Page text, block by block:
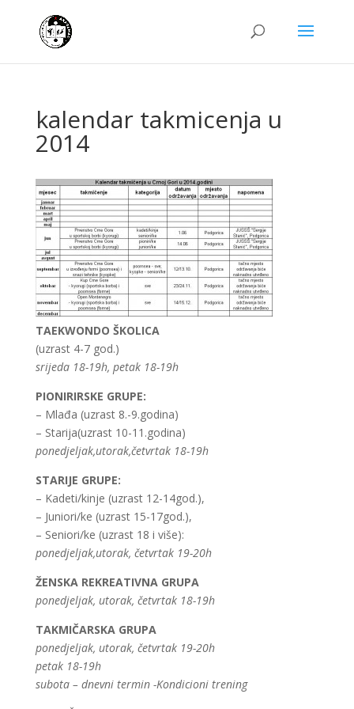
kalendar takmicenja u
2014
TAEKWONDO ŠKOLICA
(uzrast 4-7 god.)
srijeda 18-19h, petak 18-19h
PIONIRIRSKE GRUPE:
– Mlađa (uzrast 8.-9.godina)
– Starija(uzrast 10-11.godina)
ponedjeljak,utorak,četvrtak 18-19h
STARIJE GRUPE:
– Kadeti/kinje (uzrast 12-14god.),
– Juniori/ke (uzrast 15-17god.),
– Seniori/ke (uzrast 18 i više):
ponedjeljak,utorak, četvrtak 19-20h
ŽENSKA REKREATIVNA GRUPA
ponedjeljak, utorak, četvrtak 18-19h
TAKMIČARSKA GRUPA
ponedjeljak, utorak, četvrtak 19-20h
petak 18-19h
subota – dnevni termin -Kondicioni trening